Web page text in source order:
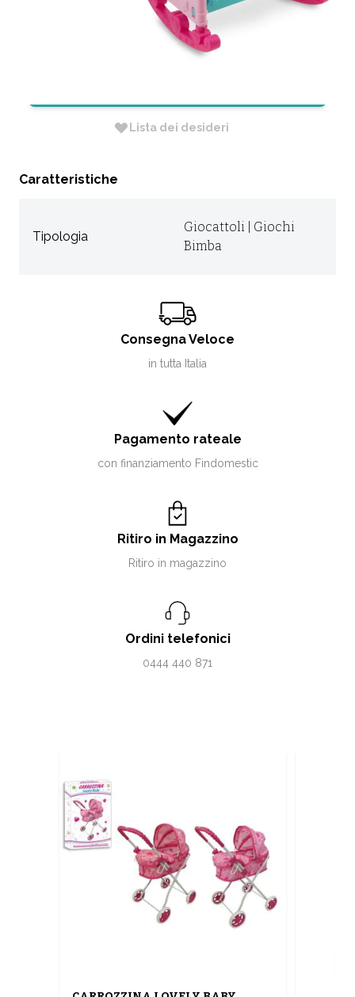
Non Disponibile
Lista dei desideri
Caratteristiche
Tipologia
Giocattoli | Giochi
Bimba
Consegna Veloce
in tutta Italia
Pagamento rateale
con finanziamento Findomestic
Ritiro in Magazzino
Ritiro in magazzino
Ordini telefonici
0444 440 871